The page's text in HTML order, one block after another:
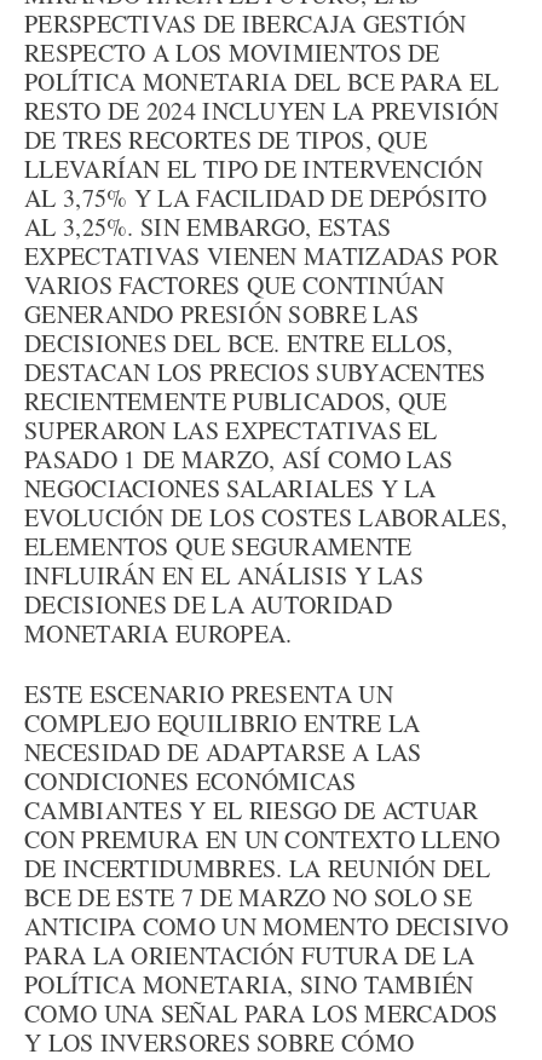
PERSPECTIVAS DE IBERCAJA GESTIÓN
RESPECTO A LOS MOVIMIENTOS DE
POLÍTICA MONETARIA DEL BCE PARA EL
RESTO DE 2024 INCLUYEN LA PREVISIÓN
DE TRES RECORTES DE TIPOS, QUE
LLEVARÍAN EL TIPO DE INTERVENCIÓN
AL 3,75% Y LA FACILIDAD DE DEPÓSITO
AL 3,25%. SIN EMBARGO, ESTAS
EXPECTATIVAS VIENEN MATIZADAS POR
VARIOS FACTORES QUE CONTINÚAN
GENERANDO PRESIÓN SOBRE LAS
DECISIONES DEL BCE. ENTRE ELLOS,
DESTACAN LOS PRECIOS SUBYACENTES
RECIENTEMENTE PUBLICADOS, QUE
SUPERARON LAS EXPECTATIVAS EL
PASADO 1 DE MARZO, ASÍ COMO LAS
NEGOCIACIONES SALARIALES Y LA
EVOLUCIÓN DE LOS COSTES LABORALES,
ELEMENTOS QUE SEGURAMENTE
INFLUIRÁN EN EL ANÁLISIS Y LAS
DECISIONES DE LA AUTORIDAD
MONETARIA EUROPEA.
ESTE ESCENARIO PRESENTA UN
COMPLEJO EQUILIBRIO ENTRE LA
NECESIDAD DE ADAPTARSE A LAS
CONDICIONES ECONÓMICAS
CAMBIANTES Y EL RIESGO DE ACTUAR
CON PREMURA EN UN CONTEXTO LLENO
DE INCERTIDUMBRES. LA REUNIÓN DEL
BCE DE ESTE 7 DE MARZO NO SOLO SE
ANTICIPA COMO UN MOMENTO DECISIVO
PARA LA ORIENTACIÓN FUTURA DE LA
POLÍTICA MONETARIA, SINO TAMBIÉN
COMO UNA SEÑAL PARA LOS MERCADOS
Y LOS INVERSORES SOBRE CÓMO